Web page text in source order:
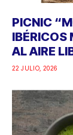
PICNIC
IBÉRICOS
AL AIRE
22 JULIO, 2026